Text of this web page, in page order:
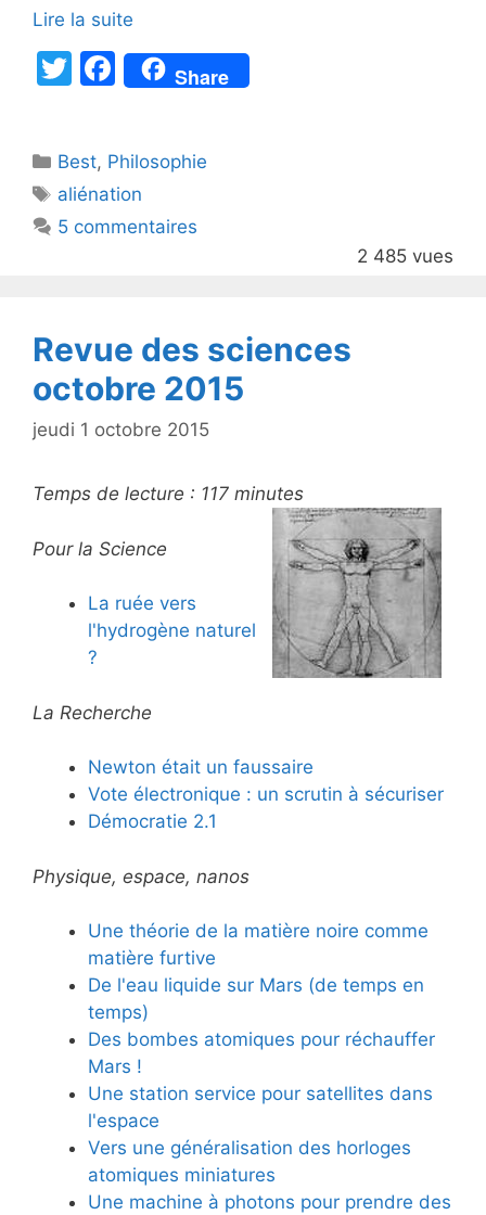
Lire la suite
T
er
F
a
e
b
o
Share
Catégories
Best, Philosophie
Étiquettes
aliénation
5 commentaires
2 485 vues
Revue des sciences
octobre 2015
jeudi 1 octobre 2015
Temps de lecture : 117 minutes
Pour la Science
La ruée vers
l'hydrogène naturel
?
La Recherche
Newton était un faussaire
Vote électronique : un scrutin à sécuriser
Démocratie 2.1
Physique, espace, nanos
Une théorie de la matière noire comme
matière furtive
De l'eau liquide sur Mars (de temps en
temps)
Des bombes atomiques pour réchauffer
Mars !
Une station service pour satellites dans
l'espace
Vers une généralisation des horloges
atomiques miniatures
Une machine à photons pour prendre des